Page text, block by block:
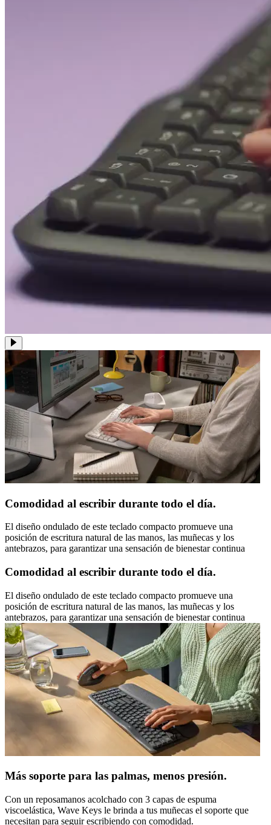
Comodidad al escribir durante todo el día.
El diseño ondulado de este teclado compacto promueve una
posición de escritura natural de las manos, las muñecas y los
antebrazos, para garantizar una sensación de bienestar continua
Comodidad al escribir durante todo el día.
El diseño ondulado de este teclado compacto promueve una
posición de escritura natural de las manos, las muñecas y los
antebrazos, para garantizar una sensación de bienestar continua
Más soporte para las palmas, menos presión.
Con un reposamanos acolchado con 3 capas de espuma
viscoelástica, Wave Keys le brinda a tus muñecas el soporte que
necesitan para seguir escribiendo con comodidad.